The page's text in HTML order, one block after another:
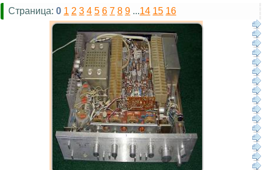
Страница: 0 1 2 3 4 5 6 7 8 9 ...14 15 16